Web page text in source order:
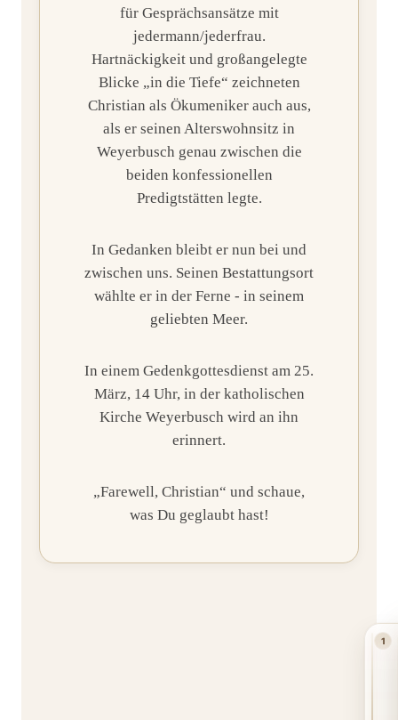
für Gesprächsansätze mit
jedermann/jederfrau.
Hartnäckigkeit und großangelegte
Blicke „in die Tiefe“ zeichneten
Christian als Ökumeniker auch aus,
als er seinen Alterswohnsitz in
Weyerbusch genau zwischen die
beiden konfessionellen
Predigtstätten legte.
In Gedanken bleibt er nun bei und
zwischen uns. Seinen Bestattungsort
wählte er in der Ferne - in seinem
geliebten Meer.
In einem Gedenkgottesdienst am 25.
März, 14 Uhr, in der katholischen
Kirche Weyerbusch wird an ihn
erinnert.
„Farewell, Christian“ und schaue,
was Du geglaubt hast!
1